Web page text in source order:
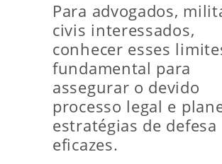
Para advogados,
civis interessados,
conhecer esses
fundamental para
assegurar o devido
processo legal e
estratégias de defesa
eficazes.